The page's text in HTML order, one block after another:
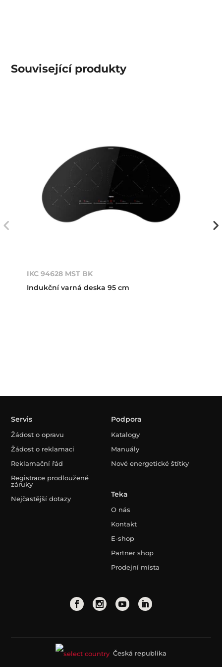
Související produkty
IKC 94628 MST BK
Indukční varná deska 95 cm
Servis
Žádost o opravu
Žádost o reklamaci
Reklamační řád
Registrace prodloužené
záruky
Nejčastější dotazy
Podpora
Katalogy
Manuály
Nové energetické štítky
Teka
O nás
Kontakt
E-shop
Partner shop
Prodejní místa
Česká republika